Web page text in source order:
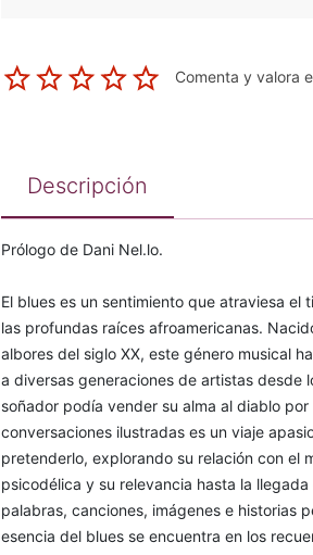
Comenta y valora
Descripción
Prólogo de Dani Nel.lo.
El blues es un sentimiento que atraviesa
las profundas raíces afroamericanas.
albores del siglo XX, este género musical
a diversas generaciones de artistas desde
soñador podía vender su alma al diablo
conversaciones ilustradas es un viaje
pretenderlo, explorando su relación con el
psicodélica y su relevancia hasta la
palabras, canciones, imágenes e historias
esencia del blues se encuentra en los